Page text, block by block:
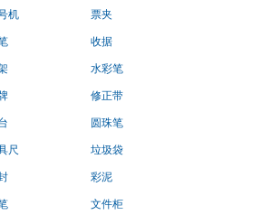
机 票夹
收据
水彩笔
修正带
圆珠笔
尺 垃圾袋
彩泥
文件柜